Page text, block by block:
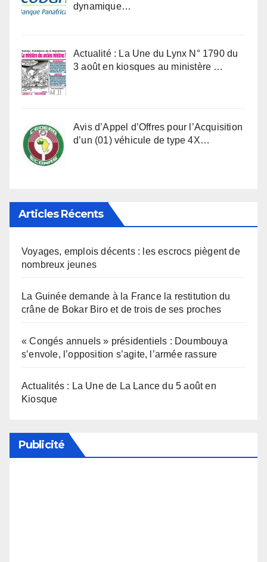
dynamique…
Actualité : La Une du Lynx N° 1790 du
3 août en kiosques au ministère …
Avis d’Appel d’Offres pour l’Acquisition
d’un (01) véhicule de type 4X…
Articles Récents
Voyages, emplois décents : les escrocs piègent de
nombreux jeunes
La Guinée demande à la France la restitution du
crâne de Bokar Biro et de trois de ses proches
« Congés annuels » présidentiels : Doumbouya
s’envole, l’opposition s’agite, l’armée rassure
Actualités : La Une de La Lance du 5 août en
Kiosque
Publicité